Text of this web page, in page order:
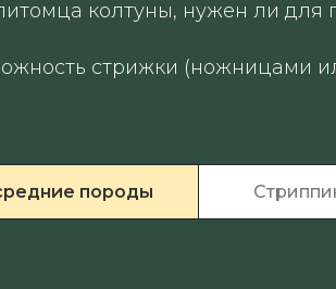
колтуны, нужен ли для
стрижки (ножницами
породы